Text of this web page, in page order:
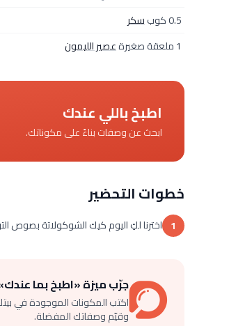
0.5 كوب
سكر
1 ملعقة صغيرة
عصير الليمون
اطبخ باللي عندك
ابحث عن وصفات بناءً على مكوناتك.
خطوات التحضير
1 اخترنا لكِ اليوم كيك الشوكولاتة بصوص
جرّب ميزة «اطبخ بما
اكتب المكونات الموجودة في
وقيّم وصفاتك المفضلة.